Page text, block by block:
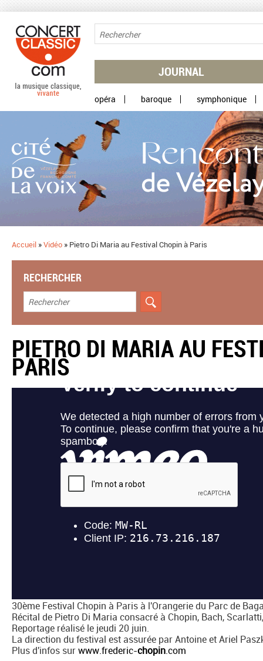
JOURNAL
opéra baroque symphonique
Accueil »Vidéo » Pietro Di Maria au Festival Chopin à Paris
RECHERCHER
PIETRO DI MARIA AU
PARIS
30ème Festival Chopin à Paris à l'Orangerie du Parc de
Récital de Pietro Di Maria consacré à Chopin, Bach,
Reportage réalisé le jeudi 20 juin.
La direction du festival est assurée par Antoine et Ariel
Plus d'infos surwww.frederic-chopin.com